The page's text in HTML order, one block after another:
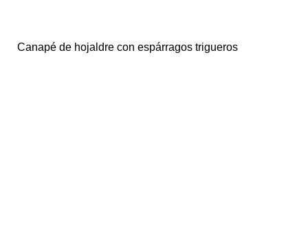
Canapé de hojaldre con espárragos trigueros